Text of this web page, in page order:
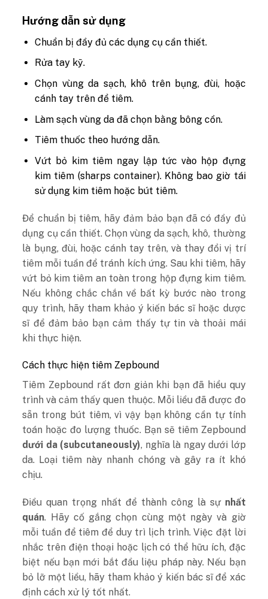
Hướng dẫn sử dụng
Chuẩn bị đầy đủ các dụng cụ cần thiết.
Rửa tay kỹ.
Chọn vùng da sạch, khô trên bụng, đùi, hoặc
cánh tay trên để tiêm.
Làm sạch vùng da đã chọn bằng bông cồn.
Tiêm thuốc theo hướng dẫn.
Vứt bỏ kim tiêm ngay lập tức vào hộp đựng
kim tiêm (sharps container). Không bao giờ tái
sử dụng kim tiêm hoặc bút tiêm.
Để chuẩn bị tiêm, hãy đảm bảo bạn đã có đầy đủ
dụng cụ cần thiết. Chọn vùng da sạch, khô, thường
là bụng, đùi, hoặc cánh tay trên, và thay đổi vị trí
tiêm mỗi tuần để tránh kích ứng. Sau khi tiêm, hãy
vứt bỏ kim tiêm an toàn trong hộp đựng kim tiêm.
Nếu không chắc chắn về bất kỳ bước nào trong
quy trình, hãy tham khảo ý kiến bác sĩ hoặc dược
sĩ để đảm bảo bạn cảm thấy tự tin và thoải mái
khi thực hiện.
Cách thực hiện tiêm Zepbound
Tiêm Zepbound rất đơn giản khi bạn đã hiểu quy
trình và cảm thấy quen thuộc. Mỗi liều đã được đo
sẵn trong bút tiêm, vì vậy bạn không cần tự tính
toán hoặc đo lượng thuốc. Bạn sẽ tiêm Zepbound
dưới da (subcutaneously), nghĩa là ngay dưới lớp
da. Loại tiêm này nhanh chóng và gây ra ít khó
chịu.
Điều quan trọng nhất để thành công là sự nhất
quán. Hãy cố gắng chọn cùng một ngày và giờ
mỗi tuần để tiêm để duy trì lịch trình. Việc đặt lời
nhắc trên điện thoại hoặc lịch có thể hữu ích, đặc
biệt nếu bạn mới bắt đầu liệu pháp này. Nếu bạn
bỏ lỡ một liều, hãy tham khảo ý kiến bác sĩ để xác
định cách xử lý tốt nhất.